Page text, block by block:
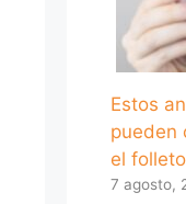
Estos
pueden
el folleto
7 agosto,